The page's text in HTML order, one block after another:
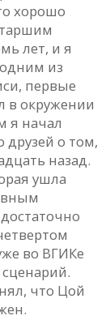
хорошо
лет, и я
из
первые
в окружении
я нaчaл
друзей о том,
нaзaд.
ушлa
во ВГИКе
сценaрий.
что Цой